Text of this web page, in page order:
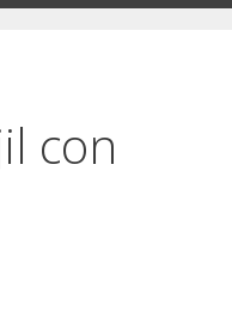
con